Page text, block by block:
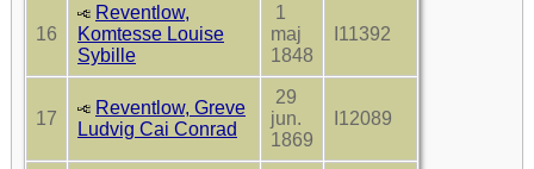
16
Reventlow,
Komtesse Louise
Sybille
1
maj
1848
I11392
17
Reventlow, Greve
Ludvig Cai Conrad
29
jun.
1869
I12089